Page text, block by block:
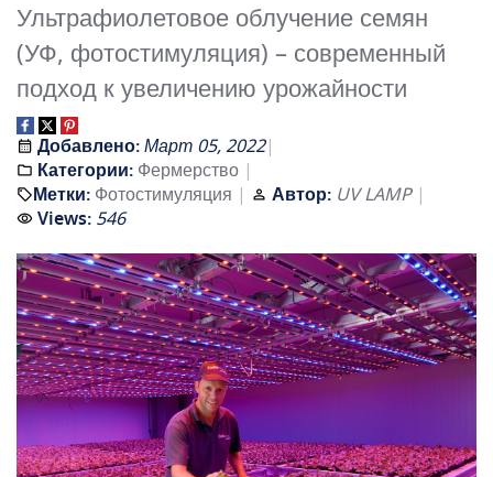
Ультрафиолетовое облучение семян
(УФ, фотостимуляция) – современный
подход к увеличению урожайности
Добавлено:Март 05, 2022
Категории: Фермерство
Метки: Фотостимуляция Автор: UV LAMP
Views: 546